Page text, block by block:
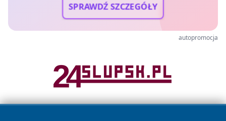
SPRAWDŹ SZCZEGÓŁY
autopromocja